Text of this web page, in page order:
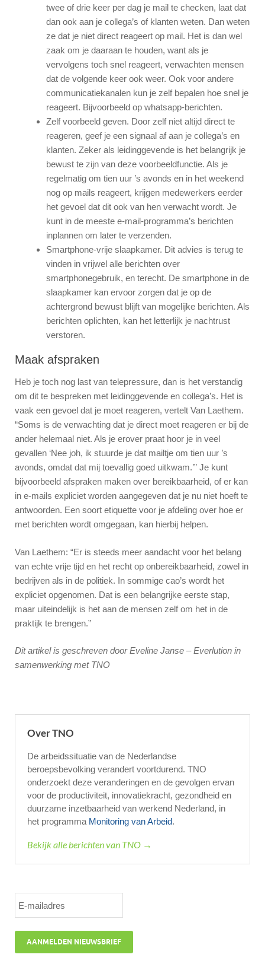
twee of drie keer per dag je mail te checken, laat dat
dan ook aan je collega’s of klanten weten. Dan weten
ze dat je niet direct reageert op mail. Het is dan wel
zaak om je daaraan te houden, want als je
vervolgens toch snel reageert, verwachten mensen
dat de volgende keer ook weer. Ook voor andere
communicatiekanalen kun je zelf bepalen hoe snel je
reageert. Bijvoorbeeld op whatsapp-berichten.
Zelf voorbeeld geven. Door zelf niet altijd direct te
reageren, geef je een signaal af aan je collega’s en
klanten. Zeker als leidinggevende is het belangrijk je
bewust te zijn van deze voorbeeldfunctie. Als je
regelmatig om tien uur ’s avonds en in het weekend
nog op mails reageert, krijgen medewerkers eerder
het gevoel dat dit ook van hen verwacht wordt. Je
kunt in de meeste e-mail-programma’s berichten
inplannen om later te verzenden.
Smartphone-vrije slaapkamer. Dit advies is terug te
vinden in vrijwel alle berichten over
smartphonegebruik, en terecht. De smartphone in de
slaapkamer kan ervoor zorgen dat je op de
achtergrond bewust blijft van mogelijke berichten. Als
berichten oplichten, kan het letterlijk je nachtrust
verstoren.
Maak afspraken
Heb je toch nog last van telepressure, dan is het verstandig
om dit te bespreken met leidinggevende en collega’s. Het is
vaak een gevoel dat je moet reageren, vertelt Van Laethem.
“Soms is de verwachting dat je direct moet reageren er bij de
ander helemaal niet. Als je erover praat hoor je in veel
gevallen ‘Nee joh, ik stuurde je dat mailtje om tien uur ’s
avonds, omdat dat mij toevallig goed uitkwam.’” Je kunt
bijvoorbeeld afspraken maken over bereikbaarheid, of er kan
in e-mails expliciet worden aangegeven dat je nu niet hoeft te
antwoorden. Een soort etiquette voor je afdeling over hoe er
met berichten wordt omgegaan, kan hierbij helpen.
Van Laethem: “Er is steeds meer aandacht voor het belang
van echte vrije tijd en het recht op onbereikbaarheid, zowel in
bedrijven als in de politiek. In sommige cao’s wordt het
expliciet opgenomen. Dat is een belangrijke eerste stap,
maar uiteindelijk is het aan de mensen zelf om het in de
praktijk te brengen.”
Dit artikel is geschreven door Eveline Janse – Everlution in
samenwerking met TNO
Over TNO
De arbeidssituatie van de Nederlandse
beroepsbevolking verandert voortdurend. TNO
onderzoekt deze veranderingen en de gevolgen ervan
voor de productiviteit, innovatiekracht, gezondheid en
duurzame inzetbaarheid van werkend Nederland, in
het programma Monitoring van Arbeid.
Bekijk alle berichten van TNO →